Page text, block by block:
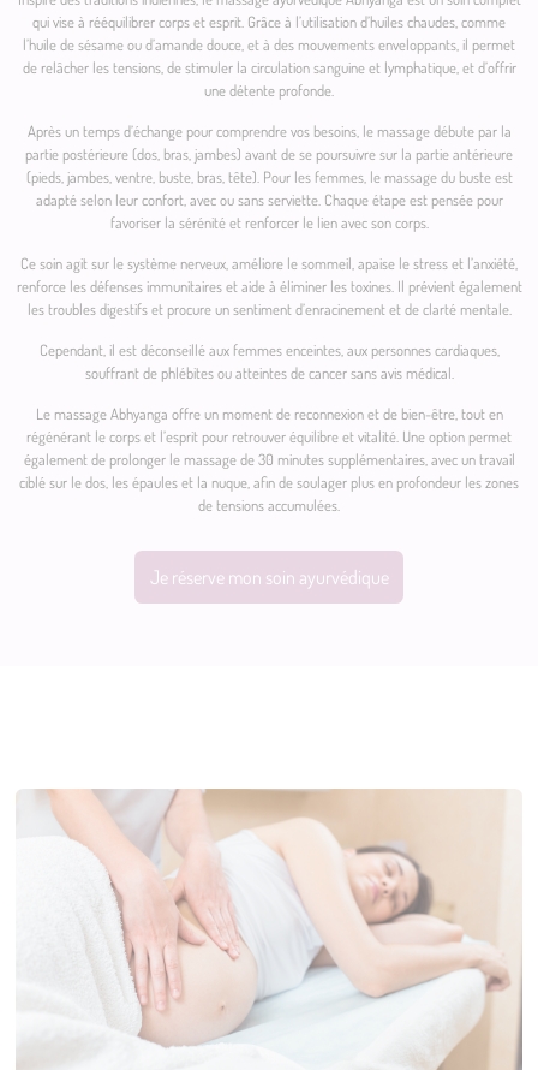
qui vise à rééquilibrer corps et esprit. Grâce à l’utilisation d’huiles chaudes, comme
l’huile de sésame ou d’amande douce, et à des mouvements enveloppants, il permet
de relâcher les tensions, de stimuler la circulation sanguine et lymphatique, et d’offrir
une détente profonde.
Après un temps d’échange pour comprendre vos besoins, le massage débute par la
partie postérieure (dos, bras, jambes) avant de se poursuivre sur la partie antérieure
(pieds, jambes, ventre, buste, bras, tête). Pour les femmes, le massage du buste est
adapté selon leur confort, avec ou sans serviette. Chaque étape est pensée pour
favoriser la sérénité et renforcer le lien avec son corps.
Ce soin agit sur le système nerveux, améliore le sommeil, apaise le stress et l’anxiété,
renforce les défenses immunitaires et aide à éliminer les toxines. Il prévient également
les troubles digestifs et procure un sentiment d’enracinement et de clarté mentale.
Cependant, il est déconseillé aux femmes enceintes, aux personnes cardiaques,
souffrant de phlébites ou atteintes de cancer sans avis médical.
Le massage Abhyanga offre un moment de reconnexion et de bien-être, tout en
régénérant le corps et l’esprit pour retrouver équilibre et vitalité. Une option permet
également de prolonger le massage de 30 minutes supplémentaires, avec un travail
ciblé sur le dos, les épaules et la nuque, afin de soulager plus en profondeur les zones
de tensions accumulées.
Je réserve mon soin ayurvédique